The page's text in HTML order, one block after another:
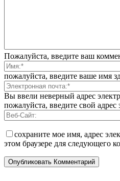
Пожалуйста, введите ваш
пожалуйста, введите ваше имя
Вы ввели неверный адрес
пожалуйста, введите свой
сохраните мое имя, адрес
этом браузере для следующего